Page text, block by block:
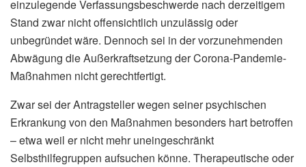
einzulegende Verfassungsbeschwerde nach derzeitigem
Stand zwar nicht offensichtlich unzulässig oder
unbegründet wäre. Dennoch sei in der vorzunehmenden
Abwägung die Außerkraftsetzung der Corona-Pandemie-
Maßnahmen nicht gerechtfertigt.
Zwar sei der Antragsteller wegen seiner psychischen
Erkrankung von den Maßnahmen besonders hart betroffen
– etwa weil er nicht mehr uneingeschränkt
Selbsthilfegruppen aufsuchen könne. Therapeutische oder